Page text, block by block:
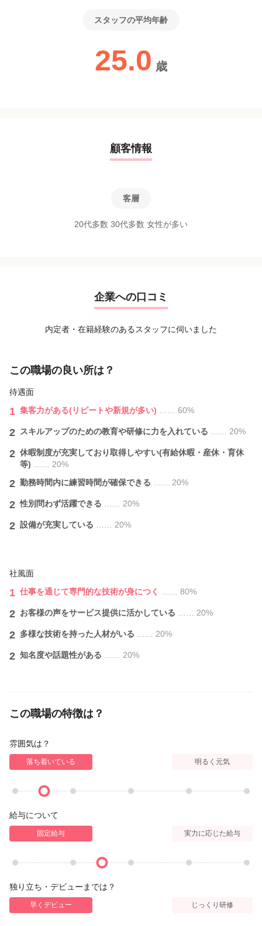
スタッフの平均年齢
25.0 歳
顧客情報
客層
20代多数 30代多数 女性が多い
企業への口コミ
内定者・在籍経験のあるスタッフに伺いました
この職場の良い所は？
待遇面
1 集客力がある(リピートや新規が多い) …… 60%
2 スキルアップのための教育や研修に力を入れている …… 20%
2 休暇制度が充実しており取得しやすい(有給休暇・産休・育休
等) …… 20%
2 勤務時間内に練習時間が確保できる …… 20%
2 性別問わず活躍できる …… 20%
2 設備が充実している …… 20%
社風面
1 仕事を通じて専門的な技術が身につく …… 80%
2 お客様の声をサービス提供に活かしている …… 20%
2 多様な技術を持った人材がいる …… 20%
2 知名度や話題性がある …… 20%
この職場の特徴は？
雰囲気は？
落ち着いている 明るく元気
給与について
固定給与 実力に応じた給与
独り立ち・デビューまでは？
早くデビュー じっくり研修